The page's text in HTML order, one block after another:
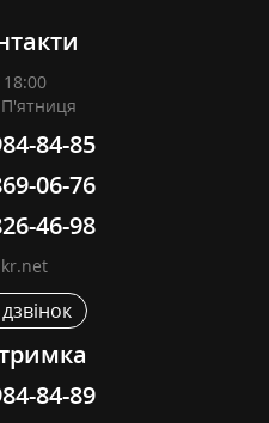
84-85
06-76
46-98
84-89